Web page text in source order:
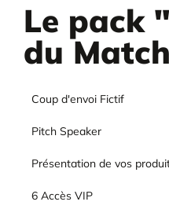
Le pack
du
Coup d'envoi Fictif
Pitch Speaker
Présentation de vos
6 Accès VIP